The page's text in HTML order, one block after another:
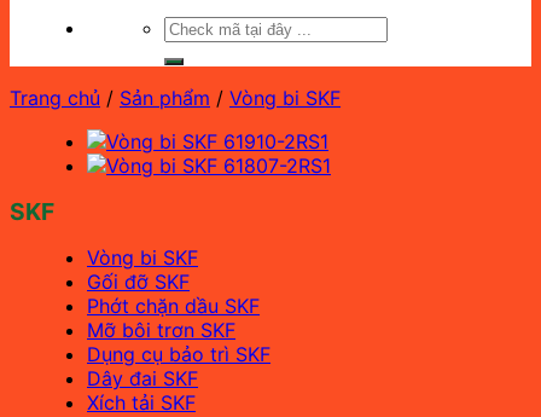
Tìm
Trang chủ / Sản phẩm / Vòng bi SKF
SKF
Vòng bi SKF
Gối đỡ SKF
Phớt chặn dầu SKF
Mỡ bôi trơn SKF
Dụng cụ bảo trì SKF
Dây đai SKF
Xích tải SKF